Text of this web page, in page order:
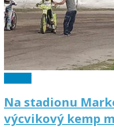
Na stadionu
výcvikový kemp